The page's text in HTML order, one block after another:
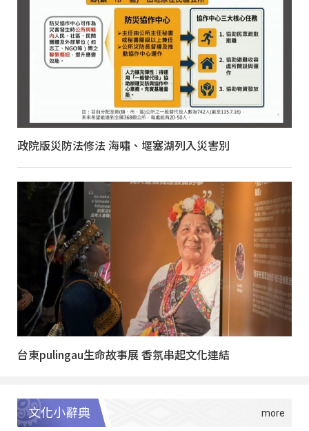
政院版災防法修法 海嘯、堰塞湖列入災害別
台東pulingau生命故事展 香氛串起文化連結
文化小辭典